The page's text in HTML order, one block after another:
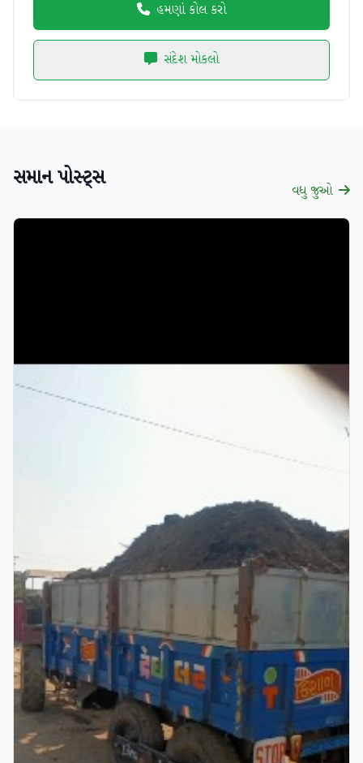
હમણાં કોલ કરો
સંદેશ મોકલો
સમાન પોસ્ટ્સ વધુ જુઓ